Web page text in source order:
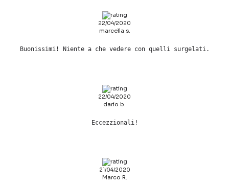
22/04/2020
marcella s.
Buonissimi! Niente a che vedere con quelli surgelati.
22/04/2020
dario b.
Eccezzionali!
21/04/2020
Marco R.